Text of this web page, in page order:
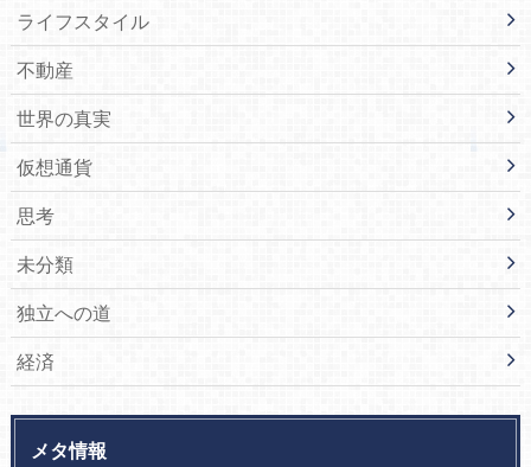
ライフスタイル
不動産
世界の真実
仮想通貨
思考
未分類
独立への道
経済
メタ情報